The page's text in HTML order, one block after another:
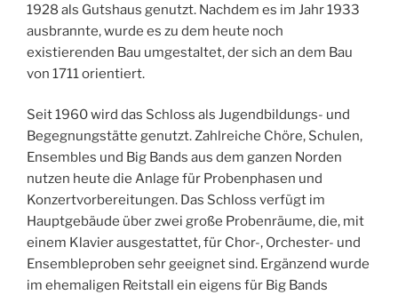
1928 als Gutshaus genutzt. Nachdem es im Jahr 1933
ausbrannte, wurde es zu dem heute noch
existierenden Bau umgestaltet, der sich an dem Bau
von 1711 orientiert.
Seit 1960 wird das Schloss als Jugendbildungs- und
Begegnungstätte genutzt. Zahlreiche Chöre, Schulen,
Ensembles und Big Bands aus dem ganzen Norden
nutzen heute die Anlage für Probenphasen und
Konzertvorbereitungen. Das Schloss verfügt im
Hauptgebäude über zwei große Probenräume, die, mit
einem Klavier ausgestattet, für Chor-, Orchester- und
Ensembleproben sehr geeignet sind. Ergänzend wurde
im ehemaligen Reitstall ein eigens für Big Bands